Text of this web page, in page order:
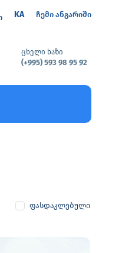
ჩემი ანგარიში
KA
ცხელი ხაზი
(+995) 593 98 95 92
ფასდაკლებული